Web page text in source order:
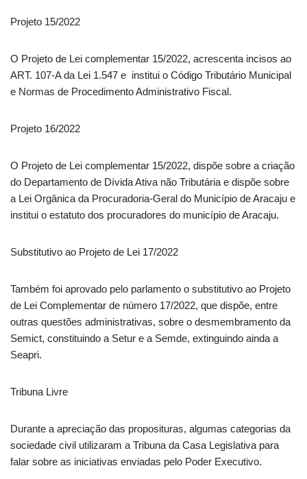
Projeto 15/2022
O Projeto de Lei complementar 15/2022, acrescenta incisos ao
ART. 107-A da Lei 1.547 e institui o Código Tributário Municipal
e Normas de Procedimento Administrativo Fiscal.
Projeto 16/2022
O Projeto de Lei complementar 15/2022, dispõe sobre a criação
do Departamento de Dívida Ativa não Tributária e dispõe sobre
a Lei Orgânica da Procuradoria-Geral do Município de Aracaju e
institui o estatuto dos procuradores do município de Aracaju.
Substitutivo ao Projeto de Lei 17/2022
Também foi aprovado pelo parlamento o substitutivo ao Projeto
de Lei Complementar de número 17/2022, que dispõe, entre
outras questões administrativas, sobre o desmembramento da
Semict, constituindo a Setur e a Semde, extinguindo ainda a
Seapri.
Tribuna Livre
Durante a apreciação das proposituras, algumas categorias da
sociedade civil utilizaram a Tribuna da Casa Legislativa para
falar sobre as iniciativas enviadas pelo Poder Executivo.